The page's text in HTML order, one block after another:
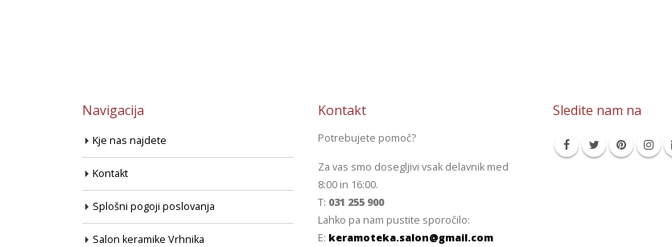
Navigacija
Kje nas najdete
Kontakt
Splošni pogoji poslovanja
Salon keramike Vrhnika
Kontakt
Potrebujete pomoč?
Za vas smo dosegljivi vsak delavnik med
8:00 in 16:00.
T: 031 255 900
Lahko pa nam pustite sporočilo:
E: keramoteka.salon@gmail.com
Sledite nam na